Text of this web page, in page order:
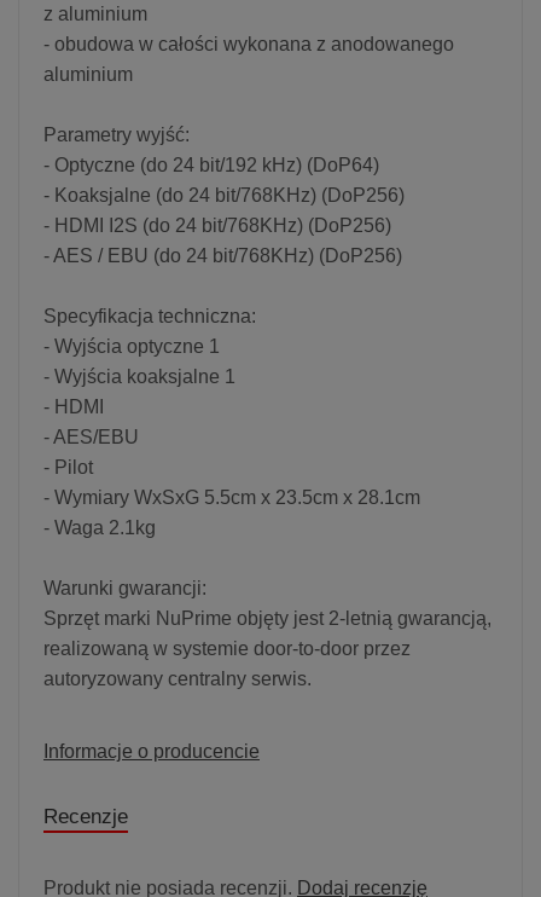
z aluminium
- obudowa w całości wykonana z anodowanego
aluminium
Parametry wyjść:
- Optyczne (do 24 bit/192 kHz) (DoP64)
- Koaksjalne (do 24 bit/768KHz) (DoP256)
- HDMI I2S (do 24 bit/768KHz) (DoP256)
- AES / EBU (do 24 bit/768KHz) (DoP256)
Specyfikacja techniczna:
- Wyjścia optyczne 1
- Wyjścia koaksjalne 1
- HDMI
- AES/EBU
- Pilot
- Wymiary WxSxG 5.5cm x 23.5cm x 28.1cm
- Waga 2.1kg
Warunki gwarancji:
Sprzęt marki NuPrime objęty jest 2-letnią gwarancją,
realizowaną w systemie door-to-door przez
autoryzowany centralny serwis.
Informacje o producencie
Recenzje
Produkt nie posiada recenzji. Dodaj recenzję